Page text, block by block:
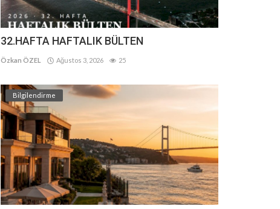
32.HAFTA HAFTALIK BÜLTEN
Özkan ÖZEL Ağustos 3, 2026 25
Bilgilendirme